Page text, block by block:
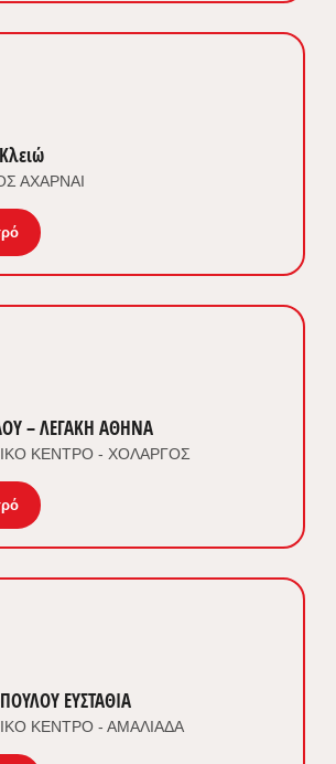
ΑΧΑΡΝΑΙ
– ΛΕΓΑΚΗ ΑΘΗΝΑ
ΚΕΝΤΡΟ - ΧΟΛΑΡΓΟΣ
ΕΥΣΤΑΘΙΑ
ΚΕΝΤΡΟ - ΑΜΑΛΙΑΔΑ